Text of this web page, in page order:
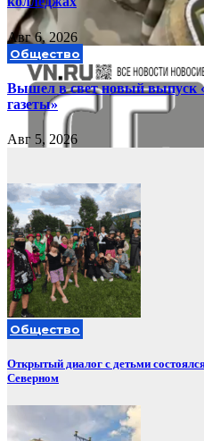
Авг 6, 2026
Общество
Вышел в свет новый выпуск
газеты»
Авг 5, 2026
Общество
Открытый диалог с детьми
Северном